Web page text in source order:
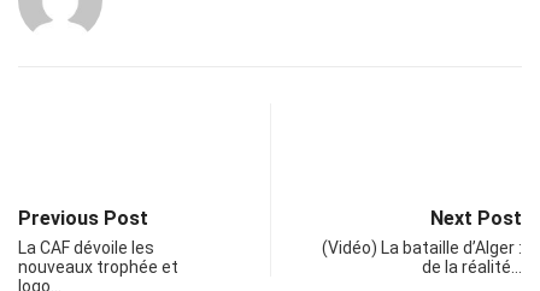
Previous Post
La CAF dévoile les
nouveaux trophée et
logo…
Next Post
(Vidéo) La bataille d’Alger :
de la réalité…